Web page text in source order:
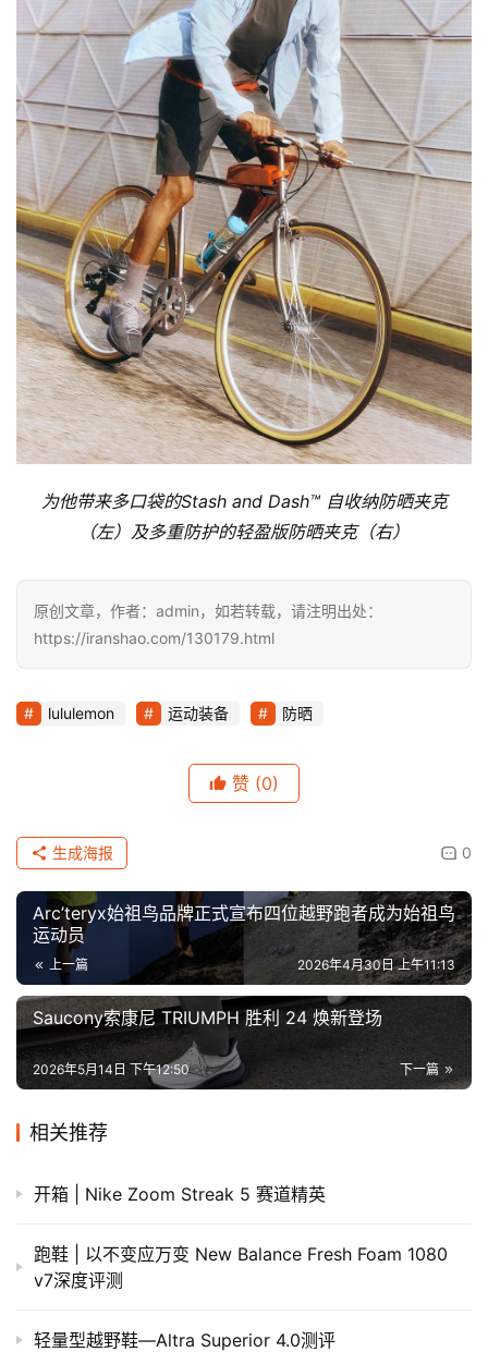
为他带来多口袋的Stash and Dash™ 自收纳防晒夹克
（左）及多重防护的轻盈版防晒夹克（右）
原创文章，作者：admin，如若转载，请注明出处：
https://iranshao.com/130179.html
lululemon 运动装备 防晒
赞 (0)
0
生成海报
Arc’teryx始祖鸟品牌正式宣布四位越野跑者成为始祖鸟
运动员
上一篇 2026年4月30日 上午11:13
Saucony索康尼 TRIUMPH 胜利 24 焕新登场
下一篇
2026年5月14日 下午12:50
相关推荐
开箱 | Nike Zoom Streak 5 赛道精英
跑鞋 | 以不变应万变 New Balance Fresh Foam 1080
v7深度评测
轻量型越野鞋—Altra Superior 4.0测评